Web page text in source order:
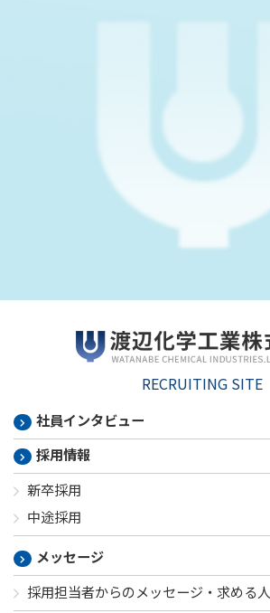
RECRUITING SITE
社員インタビュー
採用情報
新卒採用
中途採用
メッセージ
採用担当者からのメッセージ・求める